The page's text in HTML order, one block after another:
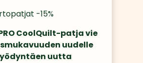
-15%
PRO CoolQuilt-patja vie
uudelle
uutta